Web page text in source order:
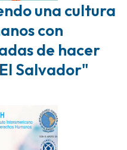
una cultura
con
de hacer
Salvador"